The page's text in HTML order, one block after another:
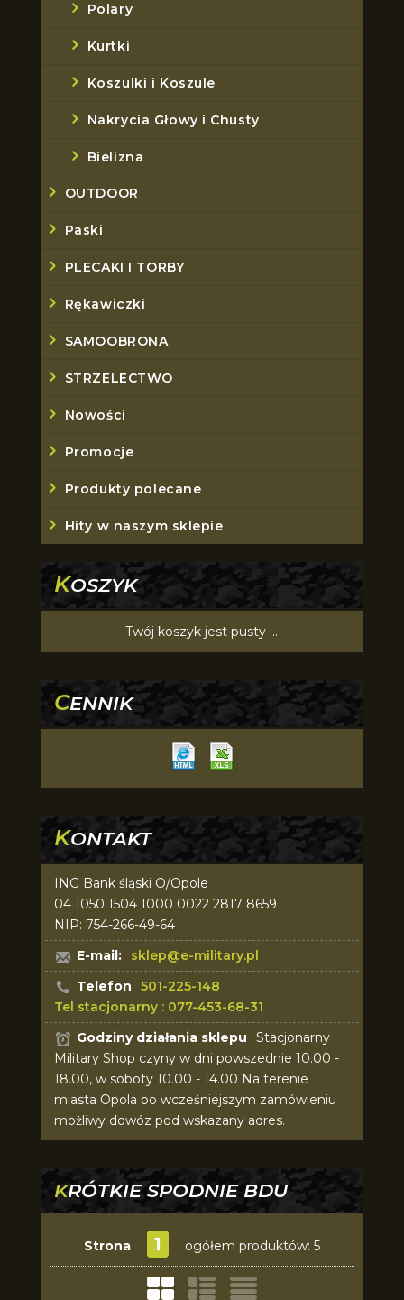
Polary
Kurtki
Koszulki i Koszule
Nakrycia Głowy i Chusty
Bielizna
OUTDOOR
Paski
PLECAKI I TORBY
Rękawiczki
SAMOOBRONA
STRZELECTWO
Nowości
Promocje
Produkty polecane
Hity w naszym sklepie
KOSZYK
Twój koszyk jest pusty ...
CENNIK
KONTAKT
ING Bank śląski O/Opole
04 1050 1504 1000 0022 2817 8659
NIP: 754-266-49-64
E-mail:
sklep@e-military.pl
Telefon
501-225-148
Tel stacjonarny : 077-453-68-31
Godziny działania sklepu
Stacjonarny
Military Shop czyny w dni powszednie 10.00 -
18.00, w soboty 10.00 - 14.00 Na terenie
miasta Opola po wcześniejszym zamówieniu
możliwy dowóz pod wskazany adres.
KRÓTKIE SPODNIE BDU
Strona 1 ogółem produktów: 5